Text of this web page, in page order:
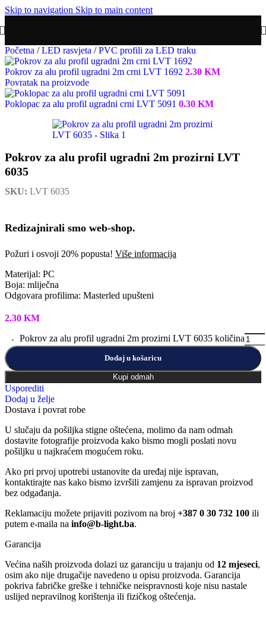
Skip to navigation Skip to main content
Početna / LED rasvjeta / PVC profili za LED traku
Pokrov za alu profil ugradni 2m crni LVT 1692 2.30 KM
Povratak na proizvode
Poklopac za alu profil ugradni crni LVT 5091 0.30 KM
Pokrov za alu profil ugradni 2m prozirni LVT
6035
SKU: LVT 6035
Redizajnirali smo web-shop.
Požuri i osvoji 20% popusta! Više informacija
Materijal: PC
Boja: mliječna
Odgovara profilima: Masterled upušteni
2.30 KM
Pokrov za alu profil ugradni 2m prozirni LVT 6035 količina
Dodaj u košaricu
Kupi odmah
Usporediti
Dodaj u želje
Dostava i povrat robe
U slučaju da pošiljka stigne oštećena, molimo da nam odmah
dostavite fotografije proizvoda kako bismo mogli poslati novu
pošiljku u najkraćem mogućem roku.
Ako pri prvoj upotrebi ustanovite da uređaj nije ispravan,
kontaktirajte nas kako bismo izvršili zamjenu za ispravan proizvod
bez odgađanja.
Reklamaciju možete prijaviti pozivom na broj +387 0 30 732 100 ili
putem e-maila na info@b-light.ba.
Garancija
Većina naših proizvoda dolazi uz garanciju u trajanju od 12 mjeseci,
osim ako nije drugačije navedeno u opisu proizvoda. Garancija
pokriva fabričke greške i tehničke neispravnosti koje nisu nastale
uslijed nepravilnog korištenja ili fizičkog oštećenja.